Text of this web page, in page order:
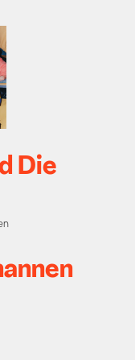
Die